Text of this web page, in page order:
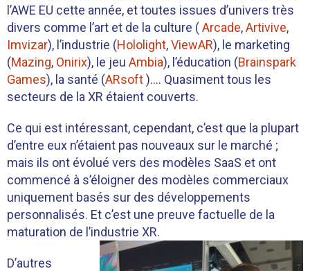
l’AWE EU cette année, et toutes issues d’univers très
divers comme l’art et de la culture (Arcade,Artivive,
Imvizar), l’industrie (Hololight,ViewAR), le marketing
(Mazing, Onirix), le jeu Ambia), l’éducation (Brainspark
Games), la santé (ARsoft)…. Quasiment tous les
secteurs de la XR étaient couverts.
Ce qui est intéressant, cependant, c’est que la plupart
d’entre eux n’étaient pas nouveaux sur le marché ;
mais ils ont évolué vers des modèles SaaS et ont
commencé à s’éloigner des modèles commerciaux
uniquement basés sur des développements
personnalisés. Et c’est une preuve factuelle de la
maturation de l’industrie XR.
D’autres